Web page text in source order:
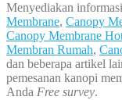
Menyediakan
Membrane, Canopy
Canopy Membrane
Membran Rumah,
dan beberapa artikel
pemesanan kanopi
Anda Free survey.